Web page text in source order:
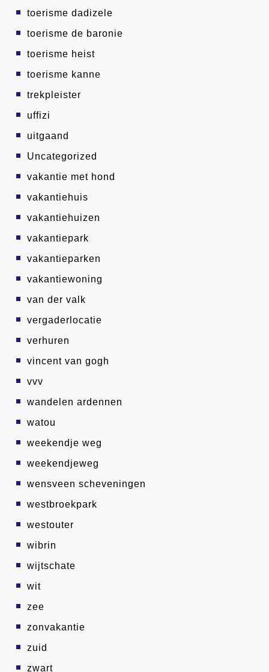
toerisme dadizele
toerisme de baronie
toerisme heist
toerisme kanne
trekpleister
uffizi
uitgaand
Uncategorized
vakantie met hond
vakantiehuis
vakantiehuizen
vakantiepark
vakantieparken
vakantiewoning
van der valk
vergaderlocatie
verhuren
vincent van gogh
vvv
wandelen ardennen
watou
weekendje weg
weekendjeweg
wensveen scheveningen
westbroekpark
westouter
wibrin
wijtschate
wit
zee
zonvakantie
zuid
zwart